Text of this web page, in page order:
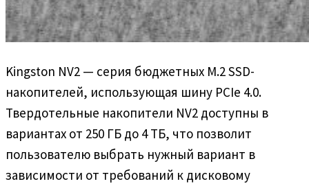
Kingston NV2 — серия бюджетных M.2 SSD-
накопителей, использующая шину PCIe 4.0.
Твердотельные накопители NV2 доступны в
вариантах от 250 ГБ до 4 ТБ, что позволит
пользователю выбрать нужный вариант в
зависимости от требований к дисковому